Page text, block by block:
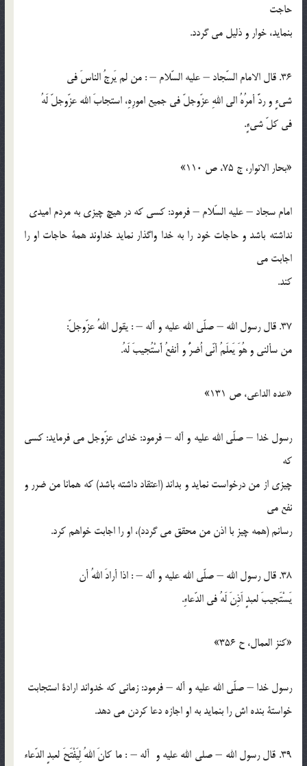
حاجت
بنمايد، خوار و ذليل مي گردد.
36. قال الامام السّجاد – عليه السّلام – : من لم يَرجُ الناسَ في
شيءٍ و ردَّ أمرُهُ الي اللهِ عزّوجلّ في جميع امورِهِ، استجابَ الله عزّوجلّ لَهُ
في كلّ شيءٍ.
«بحار الانوار، ج 75، ص 110»
امام سجاد – عليه السّلام – فرمود: كسي كه در هيچ چيزي به مردم اميدي
نداشته باشد و حاجات خود را به خدا واگذار نمايد خداوند همة حاجات او را
اجابت مي
كند.
37. قال رسول الله – صلّي الله عليه و آله – : يقول اللهُ عزّوجلّ:
من سألني و هُوَ يَعلَمُ أنّي اُضرُّ و أنفعُ أَسْتُجيبَ لَهُ.
«عده الداعي، ص 131»
رسول خدا – صلّي الله عليه و آله – فرمود: خداي عزّوجل مي فرمايد: كسي
كه
چيزي از من درخواست نمايد و بداند (اعتقاد داشته باشد) كه همانا من ضرر و
نفع مي
رسانم (همه چيز با اذن من محقق مي گردد)، او را اجابت خواهم كرد.
38. قال رسول الله – صلّي الله عليه و آله – : اذا أرادَ اللهُ أن
يَسْتَجيبَ لعبدٍ اَذِنَ لَهُ في الدّعاءِ.
«كنز العمال، ح 356»
رسول خدا – صلّي الله عليه و آله – فرمود: زماني كه خدواند ارادة استجابت
خواستة بنده اش را بنمايد به او اجازه دعا كردن مي دهد.
39. قال رسول الله – صلي الله عليه و آله – : ما كانَ اللهُ لِيَفْتَحَ لعبدٍ الدّعاء